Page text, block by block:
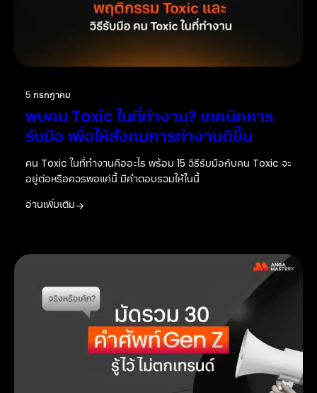
5 กรกฎาคม
พบคน Toxic ในที่ทำงาน? เทคนิคการ
รับมือ เพื่อให้สังคมการทำงานดีขึ้น
คน Toxic ในที่ทำงานคืออะไร พร้อม 15 วิธีรับมือกับคน Toxic จะ
อยู่ต่อหรือควรพอแค่นี้ มีคำตอบรวมให้ในนี้
อ่านเพิ่มเติม